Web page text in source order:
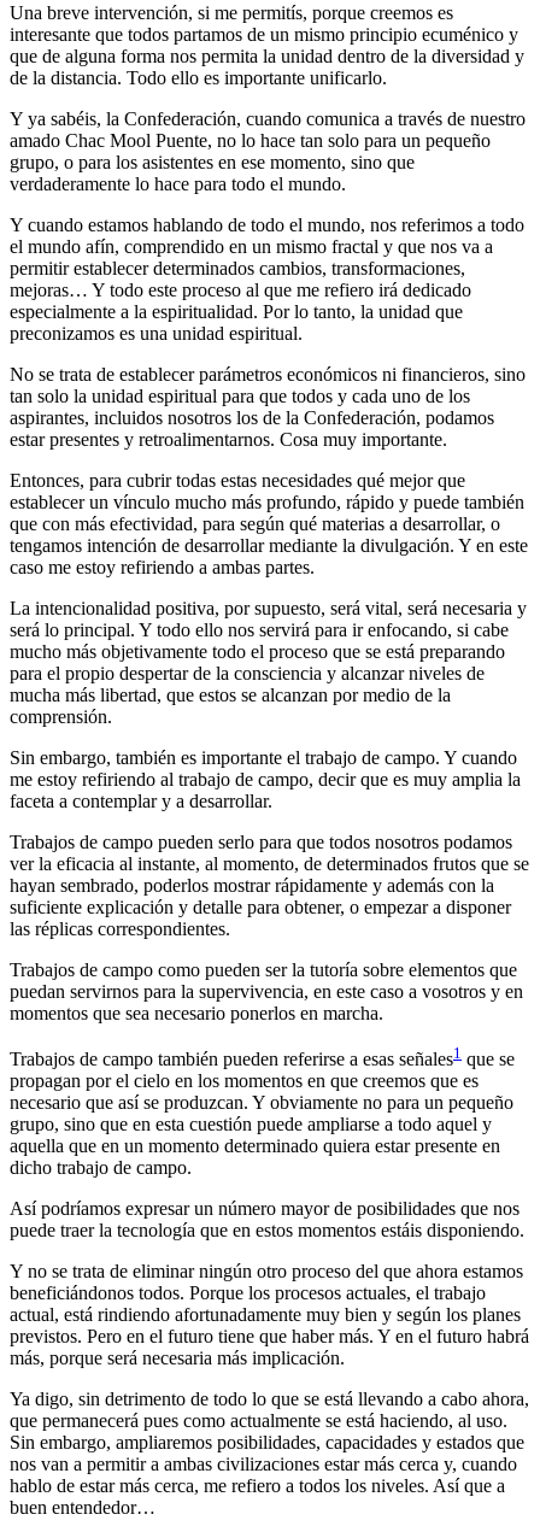
Una breve intervención, si me permitís, porque creemos es
interesante que todos partamos de un mismo principio ecuménico y
que de alguna forma nos permita la unidad dentro de la diversidad y
de la distancia. Todo ello es importante unificarlo.
Y ya sabéis, la Confederación, cuando comunica a través de nuestro
amado Chac Mool Puente, no lo hace tan solo para un pequeño
grupo, o para los asistentes en ese momento, sino que
verdaderamente lo hace para todo el mundo.
Y cuando estamos hablando de todo el mundo, nos referimos a todo
el mundo afín, comprendido en un mismo fractal y que nos va a
permitir establecer determinados cambios, transformaciones,
mejoras… Y todo este proceso al que me refiero irá dedicado
especialmente a la espiritualidad. Por lo tanto, la unidad que
preconizamos es una unidad espiritual.
No se trata de establecer parámetros económicos ni financieros, sino
tan solo la unidad espiritual para que todos y cada uno de los
aspirantes, incluidos nosotros los de la Confederación, podamos
estar presentes y retroalimentarnos. Cosa muy importante.
Entonces, para cubrir todas estas necesidades qué mejor que
establecer un vínculo mucho más profundo, rápido y puede también
que con más efectividad, para según qué materias a desarrollar, o
tengamos intención de desarrollar mediante la divulgación. Y en este
caso me estoy refiriendo a ambas partes.
La intencionalidad positiva, por supuesto, será vital, será necesaria y
será lo principal. Y todo ello nos servirá para ir enfocando, si cabe
mucho más objetivamente todo el proceso que se está preparando
para el propio despertar de la consciencia y alcanzar niveles de
mucha más libertad, que estos se alcanzan por medio de la
comprensión.
Sin embargo, también es importante el trabajo de campo. Y cuando
me estoy refiriendo al trabajo de campo, decir que es muy amplia la
faceta a contemplar y a desarrollar.
Trabajos de campo pueden serlo para que todos nosotros podamos
ver la eficacia al instante, al momento, de determinados frutos que se
hayan sembrado, poderlos mostrar rápidamente y además con la
suficiente explicación y detalle para obtener, o empezar a disponer
las réplicas correspondientes.
Trabajos de campo como pueden ser la tutoría sobre elementos que
puedan servirnos para la supervivencia, en este caso a vosotros y en
momentos que sea necesario ponerlos en marcha.
Trabajos de campo también pueden referirse a esas señales1 que se
propagan por el cielo en los momentos en que creemos que es
necesario que así se produzcan. Y obviamente no para un pequeño
grupo, sino que en esta cuestión puede ampliarse a todo aquel y
aquella que en un momento determinado quiera estar presente en
dicho trabajo de campo.
Así podríamos expresar un número mayor de posibilidades que nos
puede traer la tecnología que en estos momentos estáis disponiendo.
Y no se trata de eliminar ningún otro proceso del que ahora estamos
beneficiándonos todos. Porque los procesos actuales, el trabajo
actual, está rindiendo afortunadamente muy bien y según los planes
previstos. Pero en el futuro tiene que haber más. Y en el futuro habrá
más, porque será necesaria más implicación.
Ya digo, sin detrimento de todo lo que se está llevando a cabo ahora,
que permanecerá pues como actualmente se está haciendo, al uso.
Sin embargo, ampliaremos posibilidades, capacidades y estados que
nos van a permitir a ambas civilizaciones estar más cerca y, cuando
hablo de estar más cerca, me refiero a todos los niveles. Así que a
buen entendedor…